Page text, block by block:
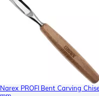
Narex PROFI Bent Carving